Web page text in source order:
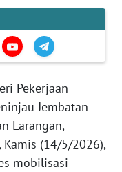
Pekerjaan
Jembatan
Larangan,
Kamis (14/5/2026),
mobilisasi